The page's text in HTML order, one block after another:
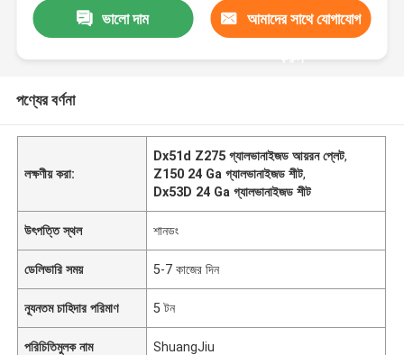
ভালো দাম আমাদের সাথে যোগাযোগ
করুন
পণ্যের বর্ণনা
লক্ষণীয় করা:
Dx51d Z275 গ্যালভানাইজড আয়রন প্লেট,
Z150 24 Ga গ্যালভানাইজড শীট,
Dx53D 24 Ga গ্যালভানাইজড শীট
উৎপত্তি স্থল শানডং
ডেলিভারি সময় 5-7 কাজের দিন
ন্যূনতম চাহিদার পরিমাণ 5 টন
পরিচিতিমুলক নাম ShuangJiu